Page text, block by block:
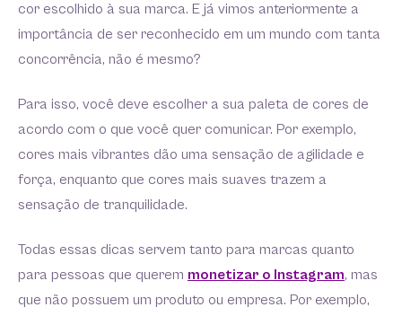
cor escolhido à sua marca. E já vimos anteriormente a
importância de ser reconhecido em um mundo com tanta
concorrência, não é mesmo?
Para isso, você deve escolher a sua paleta de cores de
acordo com o que você quer comunicar. Por exemplo,
cores mais vibrantes dão uma sensação de agilidade e
força, enquanto que cores mais suaves trazem a
sensação de tranquilidade.
Todas essas dicas servem tanto para marcas quanto
para pessoas que querem monetizar o Instagram, mas
que não possuem um produto ou empresa. Por exemplo,